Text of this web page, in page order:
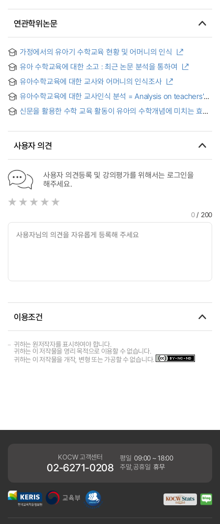
연관학위논문
가정에서의 유아기 수학교육 현황 및 어머니의 인식
유아 수학교육에 대한 소고 : 최근 논문 분석을 통하여
유아수학교육에 대한 교사와 어머니의 인식조사
유아수학교육에 대한 교사인식 분석 = Analysis on teachers'
children
신문을 활용한 수학 교육 활동이 유아의 수학개념에 미치는 효과
사용자 의견
사용자 의견등록 및 강의평가를 위해서는 로그인을
해주세요.
0/ 200
이용조건
귀하는 원저작자를 표시하여야 합니다.
귀하는 이 저작물을 영리 목적으로 이용할 수 없습니다.
귀하는 이 저작물을 개작, 변형 또는 가공할 수 없습니다.
KOCW 고객센터
02-6271-0208
평일 09:00 ~ 18:00
주말,공휴일 휴무